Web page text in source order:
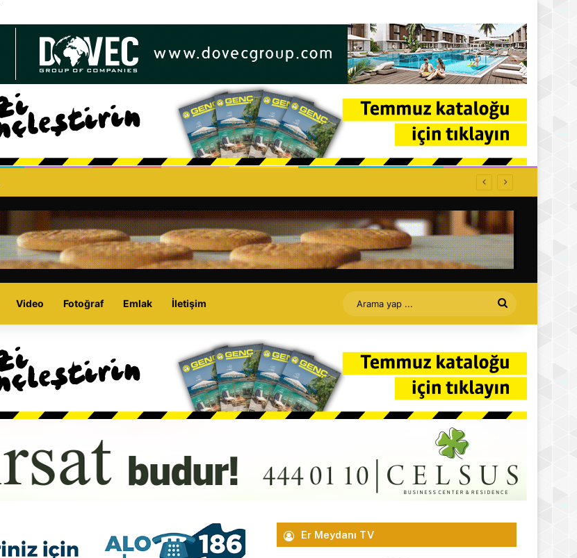
Video Fotoğraf Emlak İletişim
Arama
yap
...
Er Meydanı TV